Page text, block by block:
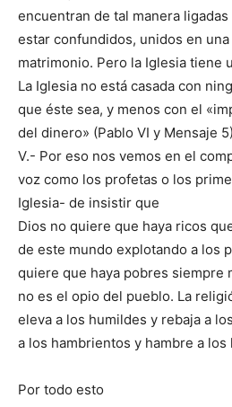
encuentran de tal manera
estar confundidos, unidos en
matrimonio. Pero la Iglesia tiene
La Iglesia no está casada con
que éste sea, y menos con el
del dinero» (Pablo VI y Mensaje
V.- Por eso nos vemos en el
voz como los profetas o los
Iglesia- de insistir que
Dios no quiere que haya ricos
de este mundo explotando a los
quiere que haya pobres siempre
no es el opio del pueblo. La
eleva a los humildes y rebaja a
a los hambrientos y hambre a los
Por todo esto